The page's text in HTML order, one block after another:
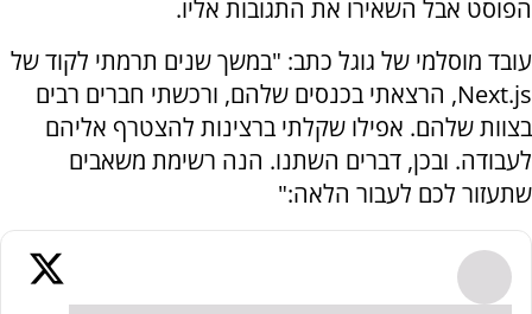
הפוסט אבל השאירו את התגובות אליו.
עובד מוסלמי של גוגל כתב: "במשך שנים תרמתי לקוד של
Next.js, הרצאתי בכנסים שלהם, ורכשתי חברים רבים
בצוות שלהם. אפילו שקלתי ברצינות להצטרף אליהם
לעבודה. ובכן, דברים השתנו. הנה רשימת משאבים
שתעזור לכם לעבור הלאה:"